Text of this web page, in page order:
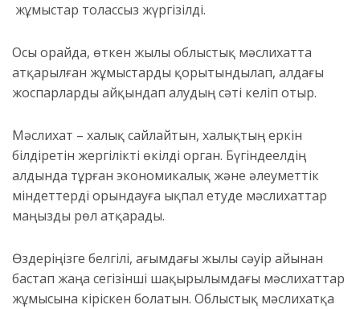
жұмыстар толассыз жүргізілді.
Осы орайда, өткен жылы облыстық мәслихатта
атқарылған жұмыстарды қорытындылап, алдағы
жоспарларды айқындап алудыңсәті келіп отыр.
Мәслихат – халық сайлайтын, халықтың еркін
білдіретін жергілікті өкілді орган. Бүгіндеелдiң
алдында тұрған экономикалық және әлеуметтiк
мiндеттердi орындауға ықпал етуде мәслихаттар
маңызды рөл атқарады.
Өздеріңізге белгілі, ағымдағы жылы сәуір айынан
бастап жаңа сегізінші шақырылымдағы мәслихаттар
жұмысына кіріскен болатын. Облыстық мәслихатқа